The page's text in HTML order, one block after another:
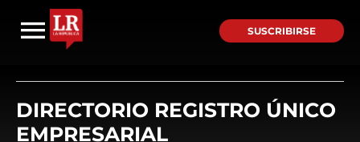
SUSCRIBIRSE
DIRECTORIO REGISTRO ÚNICO
EMPRESARIAL